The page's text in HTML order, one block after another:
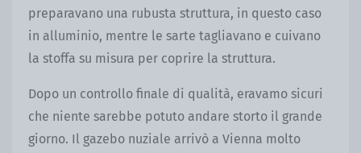
preparavano una rubusta struttura, in questo caso
in alluminio, mentre le sarte tagliavano e cuivano
la stoffa su misura per coprire la struttura.
Dopo un controllo finale di qualità, eravamo sicuri
che niente sarebbe potuto andare storto il grande
giorno. Il gazebo nuziale arrivò a Vienna molto